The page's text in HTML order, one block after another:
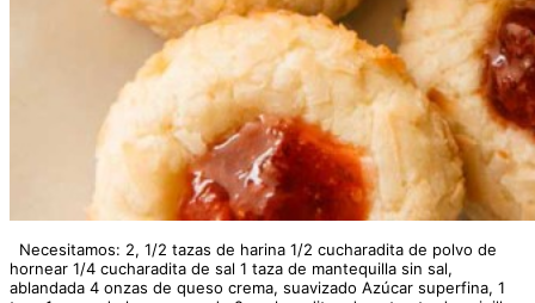
Necesitamos: 2, 1/2 tazas de harina 1/2 cucharadita de polvo de
hornear 1/4 cucharadita de sal 1 taza de mantequilla sin sal,
ablandada 4 onzas de queso crema, suavizado Azúcar superfina, 1